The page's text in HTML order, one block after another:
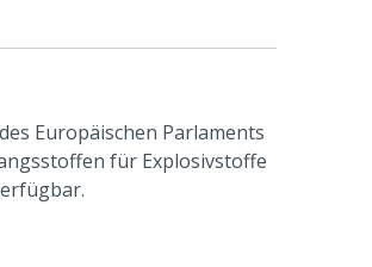
Europäischen Parlaments
für Explosivstoffe